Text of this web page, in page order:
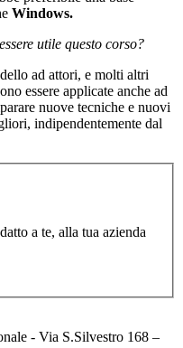
Windows.
utile questo corso?
ad attori, e molti altri
essere applicate anche ad
nuove tecniche e nuovi
indipendentemente dal
a te, alla tua azienda
- Via S.Silvestro 168 –